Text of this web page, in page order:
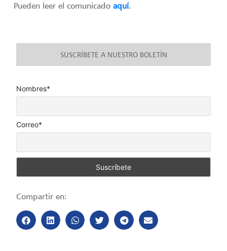
Pueden leer el comunicadoaquí.
SUSCRÍBETE A NUESTRO BOLETÍN
Nombres*
Correo*
Compartir en: